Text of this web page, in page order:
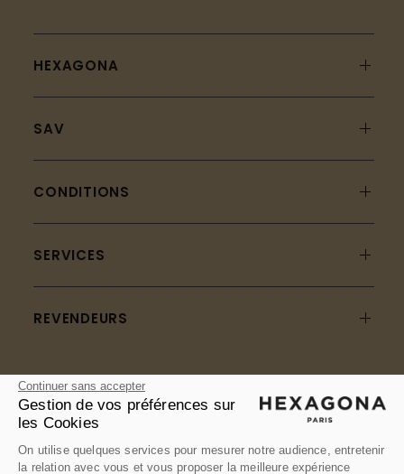
HEXAGONA
SAV
CONDITIONS
SERVICES
REVENDEURS
4.8
Continuer sans accepter
Gestion de vos préférences sur
les Cookies
On utilise quelques services pour mesurer notre audience, entretenir
la relation avec vous et vous proposer la meilleure expérience